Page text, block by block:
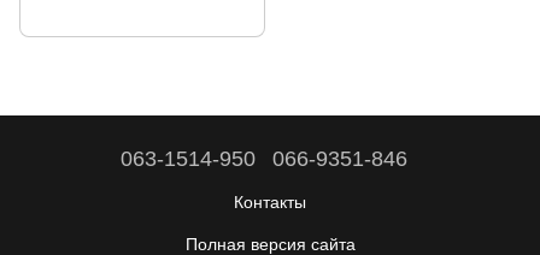
063-1514-950 066-9351-846
Контакты
Полная версия сайта